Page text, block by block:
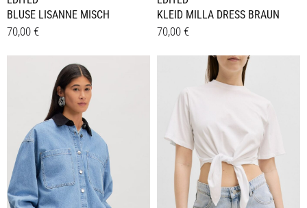
BLUSE LISANNE MISCH
70,00 €
DetailsDieses
Produkt
weist
mehrere
Varianten
auf.
Die
Optionen
können
auf
KLEID MILLA DRESS BRAUN
70,00 €
DetailsDieses
Produkt
weist
mehrere
Varianten
auf.
Die
Optionen
können
auf